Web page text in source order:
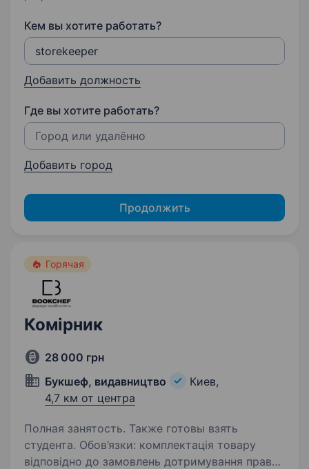
Кем вы хотите работать?
Добавить должность
Где вы хотите работать?
Добавить город
Продолжить
Горячая
Комірник
28 000 грн
Букшеф, видавництво
Киев,
4,7 км от центра
Полная занятость. Также готовы взять
студента. Обов’язки: комплектація товару
відповідно до замовлень дотримування правил